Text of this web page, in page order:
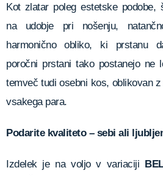
Kot zlatar poleg estetske podobe,
na udobje pri nošenju,
harmonično obliko, ki prstanu
poročni prstani tako postanejo ne
temveč tudi osebni kos, oblikovan
vsakega para.
Podarite kvaliteto – sebi ali
Izdelek je na voljo v variaciji